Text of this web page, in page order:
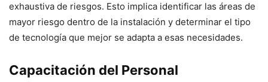
exhaustiva de riesgos. Esto implica identificar las áreas de
mayor riesgo dentro de la instalación y determinar el tipo
de tecnología que mejor se adapta a esas necesidades.
Capacitación del Personal